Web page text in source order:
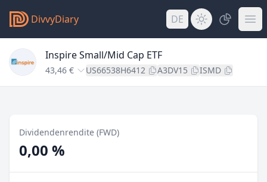
DivvyDiary DE
Inspire Small/Mid Cap ETF
43,46 € US66538H6412 A3DV15 ISMD
Dividendenrendite (FWD)
0,00 %